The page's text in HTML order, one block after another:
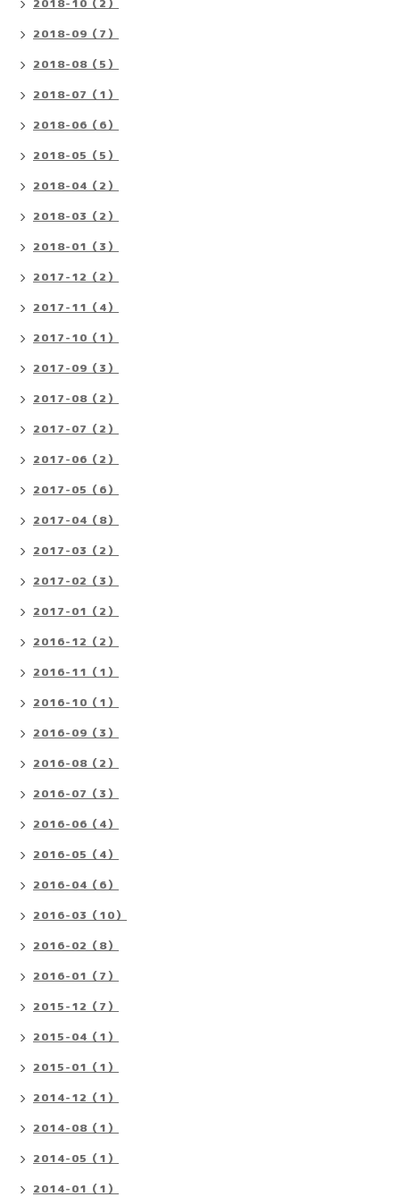
2018-10（2）
2018-09（7）
2018-08（5）
2018-07（1）
2018-06（6）
2018-05（5）
2018-04（2）
2018-03（2）
2018-01（3）
2017-12（2）
2017-11（4）
2017-10（1）
2017-09（3）
2017-08（2）
2017-07（2）
2017-06（2）
2017-05（6）
2017-04（8）
2017-03（2）
2017-02（3）
2017-01（2）
2016-12（2）
2016-11（1）
2016-10（1）
2016-09（3）
2016-08（2）
2016-07（3）
2016-06（4）
2016-05（4）
2016-04（6）
2016-03（10）
2016-02（8）
2016-01（7）
2015-12（7）
2015-04（1）
2015-01（1）
2014-12（1）
2014-08（1）
2014-05（1）
2014-01（1）